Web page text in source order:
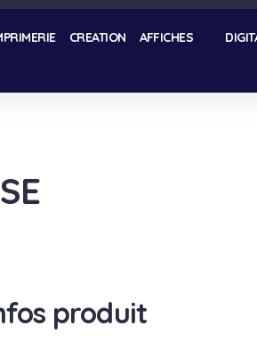
CREATION AFFICHES
produit